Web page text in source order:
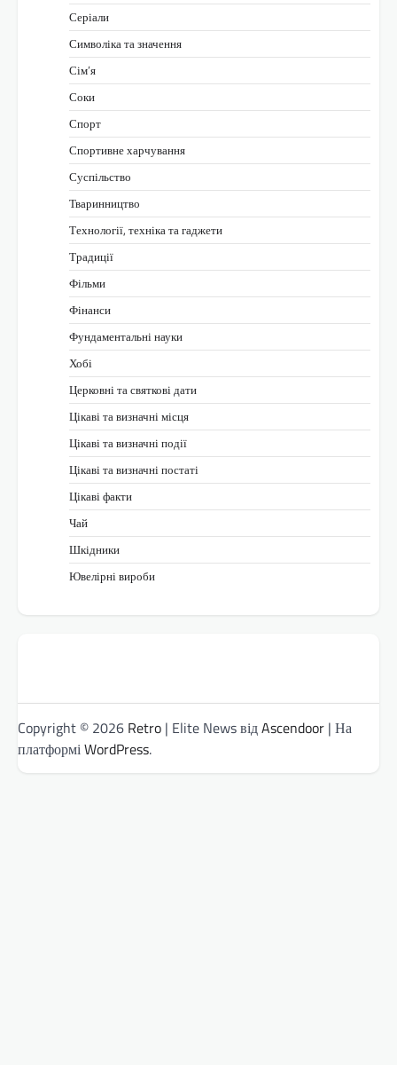
Серіали
Символіка та значення
Сім’я
Соки
Спорт
Спортивне харчування
Суспільство
Тваринництво
Технології, техніка та гаджети
Традиції
Фільми
Фінанси
Фундаментальні науки
Хобі
Церковні та святкові дати
Цікаві та визначні місця
Цікаві та визначні події
Цікаві та визначні постаті
Цікаві факти
Чай
Шкідники
Ювелірні вироби
Copyright © 2026 Retro | Elite News відAscendoor | На
платформіWordPress.